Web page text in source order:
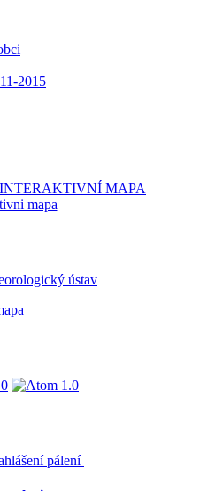
2015
INTERAKTIVNÍ MAPA
ústav
pálení